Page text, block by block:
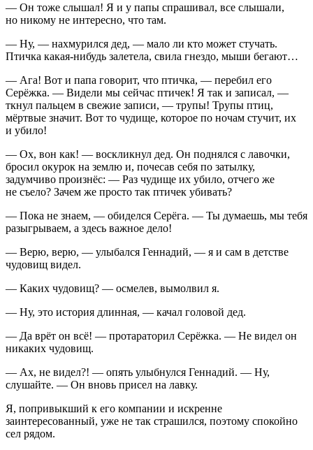
— Он тоже слышал! Я и у папы спрашивал, все слышали,
но никому не интересно, что там.
— Ну, — нахмурился дед, — мало ли кто может стучать.
Птичка какая-нибудь залетела, свила гнездо, мыши бегают…
— Ага! Вот и папа говорит, что птичка, — перебил его
Серёжка. — Видели мы сейчас птичек! Я так и записал, —
ткнул пальцем в свежие записи, — трупы! Трупы птиц,
мёртвые значит. Вот то чудище, которое по ночам стучит, их
и убило!
— Ох, вон как! — воскликнул дед. Он поднялся с лавочки,
бросил окурок на землю и, почесав себя по затылку,
задумчиво произнёс: — Раз чудище их убило, отчего же
не съело? Зачем же просто так птичек убивать?
— Пока не знаем, — обиделся Серёга. — Ты думаешь, мы тебя
разыгрываем, а здесь важное дело!
— Верю, верю, — улыбался Геннадий, — я и сам в детстве
чудовищ видел.
— Каких чудовищ? — осмелев, вымолвил я.
— Ну, это история длинная, — качал головой дед.
— Да врёт он всё! — протараторил Серёжка. — Не видел он
никаких чудовищ.
— Ах, не видел?! — опять улыбнулся Геннадий. — Ну,
слушайте. — Он вновь присел на лавку.
Я, попривыкший к его компании и искренне
заинтересованный, уже не так страшился, поэтому спокойно
сел рядом.